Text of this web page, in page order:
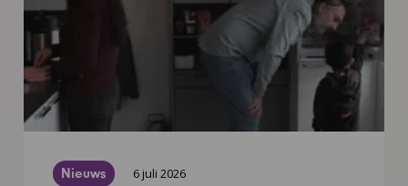
Nieuws 6 juli 2026